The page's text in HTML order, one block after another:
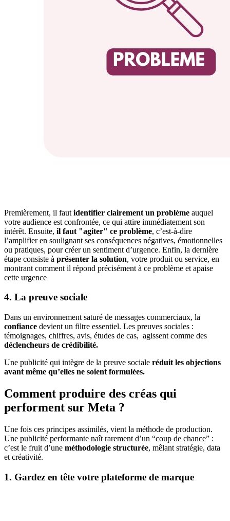
Premièrement, il faut identifier clairement un problème auquel
votre audience est confrontée, ce qui attire immédiatement son
intérêt. Ensuite, il faut "agiter" ce problème, c’est-à-dire
l’amplifier en soulignant ses conséquences négatives, émotionnelles
ou pratiques, pour créer un sentiment d’urgence. Enfin, la dernière
étape consiste à présenter la solution, votre produit ou service, en
montrant comment il répond précisément à ce problème et apaise
cette urgence
4. La preuve sociale
Dans un environnement saturé de messages commerciaux, la
confiance devient un filtre essentiel. Les preuves sociales :
témoignages, chiffres, avis, études de cas, agissent comme des
déclencheurs de crédibilité.
Une publicité qui intègre de la preuve sociale réduit les objections
avant même qu’elles ne soient formulées.
Comment produire des créas qui
performent sur Meta ?
Une fois ces principes assimilés, vient la méthode de production.
Une publicité performante naît rarement d’un “coup de chance” :
c’est le fruit d’une méthodologie structurée, mêlant stratégie, data
et créativité.
1. Gardez en tête votre plateforme de marque